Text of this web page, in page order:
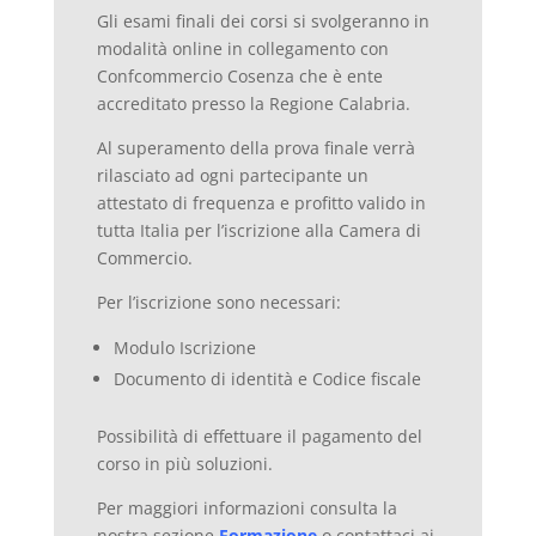
Gli esami finali dei corsi si svolgeranno in
modalità online in collegamento con
Confcommercio Cosenza che è ente
accreditato presso la Regione Calabria.
Al superamento della prova finale verrà
rilasciato ad ogni partecipante un
attestato di frequenza e profitto valido in
tutta Italia per l’iscrizione alla Camera di
Commercio.
Per l’iscrizione sono necessari:
Modulo Iscrizione
Documento di identità e Codice fiscale
Possibilità di effettuare il pagamento del
corso in più soluzioni.
Per maggiori informazioni consulta la